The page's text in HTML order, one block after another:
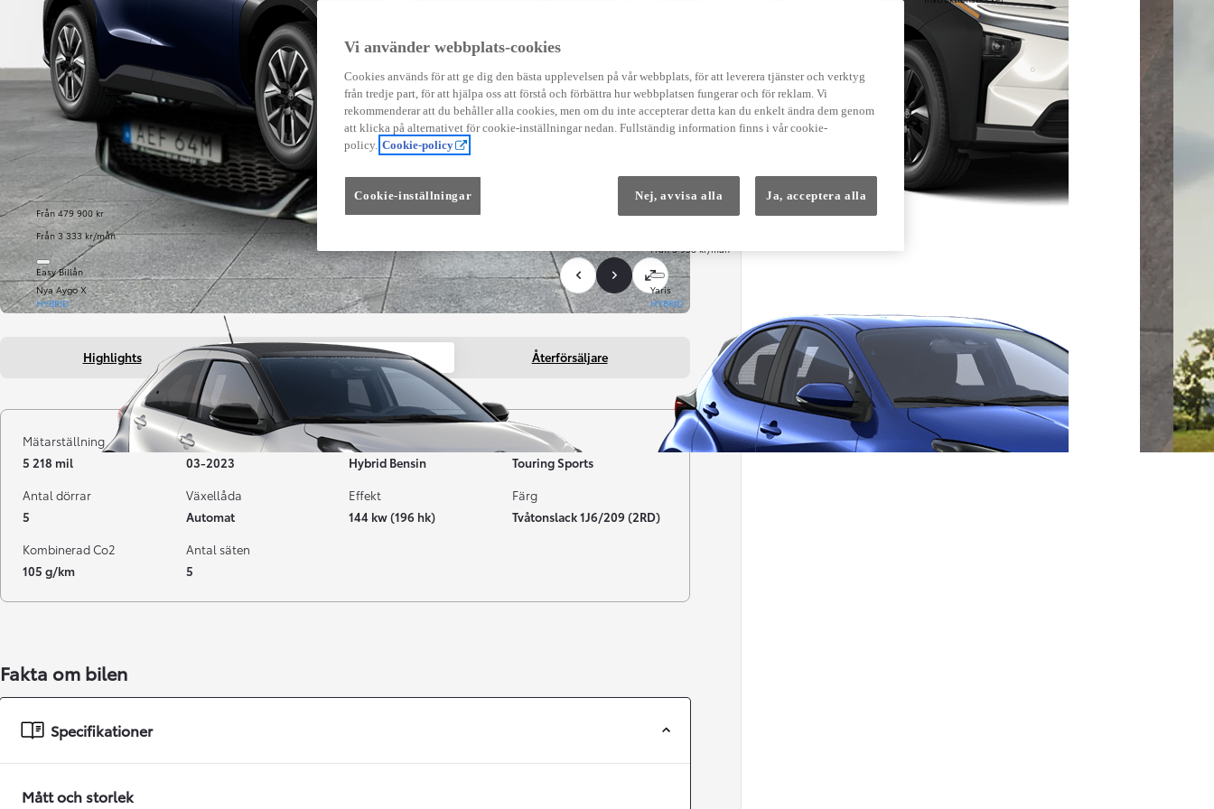
Från 479 900 kr
Från 3 333 kr/mån
Easy Billån
Från 3 958 kr/mån
Nya Aygo X
HYBRID
Från 238 900 kr
Easy Billån
Yaris
HYBRID
Easy Billån
GR Yaris
Highlights Fakta om bilen Återförsäljare
Mätarställning
5 218 mil
Registrerad
03-2023
Bränsle
Hybrid Bensin
Typ av bil
Touring Sports
Antal dörrar
5
Växellåda
Automat
Effekt
144 kw (196 hk)
Färg
Tvåtonslack 1J6/209 (2RD)
Kombinerad Co2
105 g/km
Antal säten
5
Fakta om bilen
Specifikationer
Mått och storlek
Vi använder webbplats-cookies
Cookies används för att ge dig den bästa upplevelsen på vår webbplats, för att leverera tjänster och verktyg
från tredje part, för att hjälpa oss att förstå och förbättra hur webbplatsen fungerar och för reklam. Vi
rekommenderar att du behåller alla cookies, men om du inte accepterar detta kan du enkelt ändra dem genom
att klicka på alternativet för cookie-inställningar nedan. Fullständig information finns i vår cookie-
policy. Cookie-policy
Cookie-inställningar Nej, avvisa alla Ja, acceptera alla